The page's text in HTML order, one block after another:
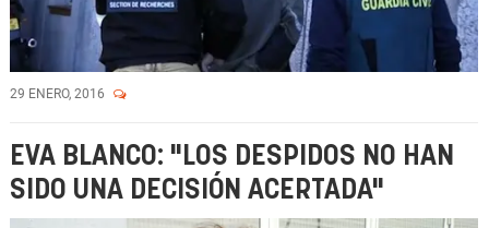
29 ENERO, 2016
EVA BLANCO: "LOS DESPIDOS NO HAN
SIDO UNA DECISIÓN ACERTADA"